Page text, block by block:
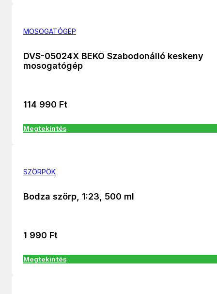
MOSOGATÓGÉP
DVS-05024X BEKO Szabodonálló keskeny
mosogatógép
114 990 Ft
Megtekintés
SZÖRPÖK
Bodza szörp, 1:23, 500 ml
1 990 Ft
Megtekintés